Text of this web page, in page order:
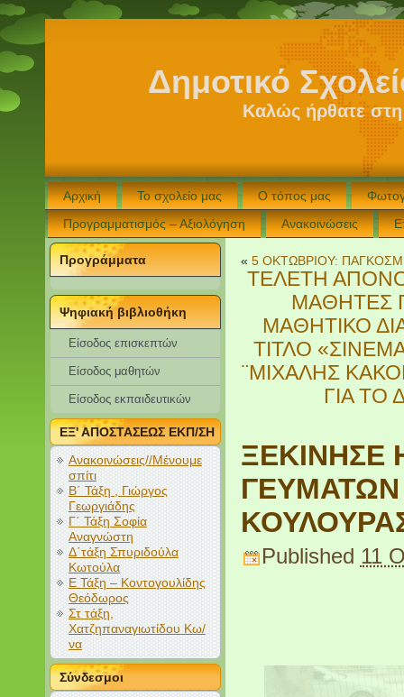
Δημοτικό
Καλώς ήρθατε
Αρχική Το σχολείο μας Ο τόπος μας
Προγραμματισμός – Αξιολόγηση
Ανακοινώσεις
Προγράμματα
Ψηφιακή βιβλιοθήκη
Είσοδος επισκεπτών
Eίσοδος μαθητών
Είσοδος εκπαιδευτικών
ΕΞ' ΑΠΟΣΤΑΣΕΩΣ ΕΚΠ/ΣΗ
Ανακοινώσεις//Μένουμε
σπίτι
Β΄ Τάξη , Γιώργος
Γεωργιάδης
Γ΄ Τάξη Σοφία
Αναγνώστη
Δ΄τάξη Σπυριδούλα
Κωτούλα
Ε Τάξη – Κοντογουλίδης
Θεόδωρος
Στ τάξη,
Χατζηπαναγιωτίδου Κω/
να
Σύνδεσμοι
« 5 ΟΚΤΩΒΡΙΟΥ:
ΤΕΛΕΤΗ
ΜΑΘΗΤΕΣ
ΜΑΘΗΤΙΚΟ
ΤΙΤΛΟ
¨ΜΙΧΑΛΗΣ
ΓΙΑ ΤΟ
ΞΕΚΙΝΗΣΕ
ΓΕΥΜΑΤΩΝ
Published 11